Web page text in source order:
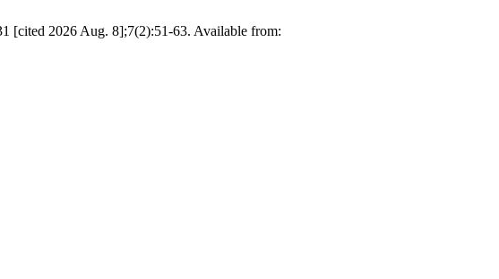
[cited 2026 Aug. 8];7(2):51-63. Available from: